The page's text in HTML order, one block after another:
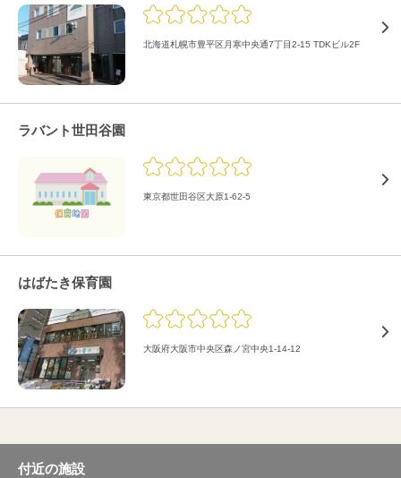
北海道札幌市豊平区月寒中央通7丁目2-15 TDKビル2F
ラバント世田谷園
東京都世田谷区大原1-62-5
はばたき保育園
大阪府大阪市中央区森ノ宮中央1-14-12
付近の施設